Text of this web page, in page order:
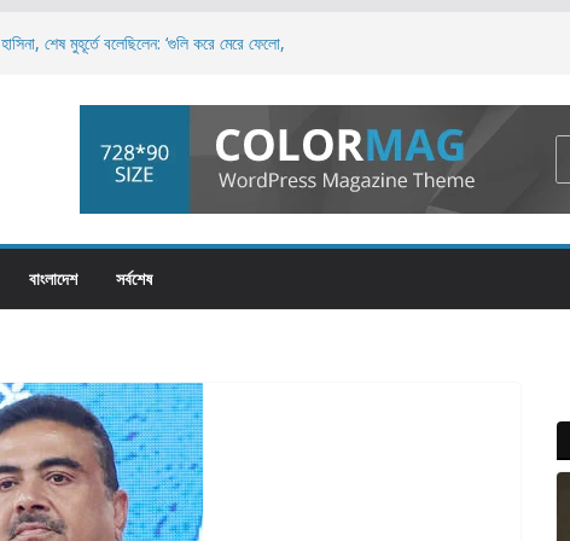
শেষ মুহূর্তে বলেছিলেন: ‘গুলি করে মেরে ফেলো,
বিস্তারের চেষ্টা চলছে: নাহিদ ইসলাম
তাসনিম জারা: ‘জনগণের সেবক হিসেবে দায়িত্বশীল
বাংলাদেশ সর্বশেষ